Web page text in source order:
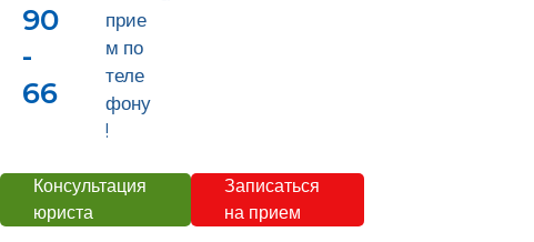
90
-
66
прие
м по
теле
фону
!
Консультация
юриста
Записаться
на прием